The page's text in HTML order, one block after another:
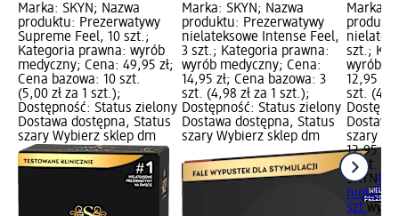
Marka: SKYN; Nazwa
produktu: Prezerwatywy
Supreme Feel, 10 szt.;
Kategoria prawna: wyrób
medyczny; Cena: 49,95 zł;
Cena bazowa: 10 szt.
(5,00 zł za 1 szt.);
Dostępność: Status zielony
Dostawa dostępna, Status
szary Wybierz sklep dm
Marka: SKYN; Nazwa
produktu: Prezerwatywy
nielateksowe Intense Feel,
3 szt.; Kategoria prawna:
wyrób medyczny; Cena:
14,95 zł; Cena bazowa: 3
szt. (4,98 zł za 1 szt.);
Dostępność: Status zielony
Dostawa dostępna, Status
szary Wybierz sklep dm
Marka:
szt.;
wyrób
12,95
szt.
szary
12,95 zł
3 szt.
SKYN
szt.